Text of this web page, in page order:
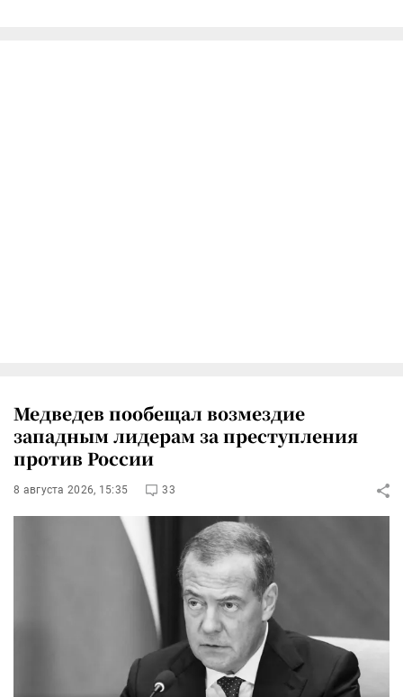
Медведев пообещал возмездие
западным лидерам за преступления
против России
8 августа 2026, 15:35 33